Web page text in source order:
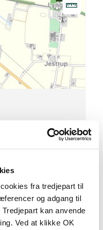
fra tredjepart til
og adgang til
kan anvende
Ved at klikke OK